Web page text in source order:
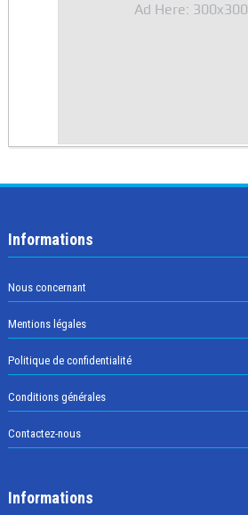
Ad Here: 300x300
Informations
Nous concernant
Mentions légales
Politique de confidentialité
Conditions générales
Contactez-nous
Informations